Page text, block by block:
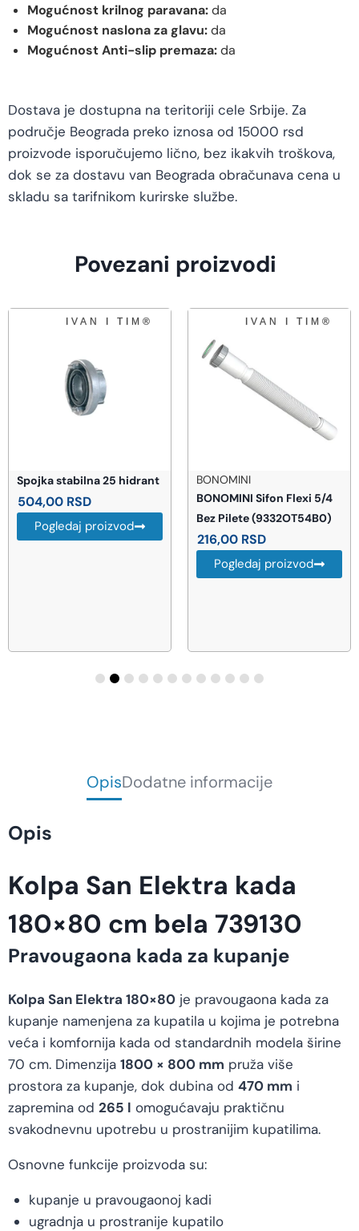
Mogućnost krilnog paravana:da
Mogućnost naslona za glavu:da
Mogućnost Anti-slip premaza:da
Dostava je dostupna na teritoriji cele Srbije. Za
područje Beograda preko iznosa od 15000 rsd
proizvode isporučujemo lično, bez ikakvih troškova,
dok se za dostavu van Beograda obračunava cena u
skladu sa tarifnikom kurirske službe.
Povezani proizvodi
Spojka stabilna 25 hidrant
504,00 RSD
Pogledaj proizvod
BONOMINI
BONOMINI Sifon Flexi 5/4
Bez Pilete (9332OT54B0)
216,00 RSD
Pogledaj proizvod
OpisDodatne informacije
Opis
Kolpa San Elektra kada
180×80 cm bela 739130
Pravougaona kada za kupanje
Kolpa San Elektra 180×80 je pravougaona kada za
kupanje namenjena za kupatila u kojima je potrebna
veća i komfornija kada od standardnih modela širine
70 cm. Dimenzija 1800 × 800 mm pruža više
prostora za kupanje, dok dubina od 470 mm i
zapremina od 265 l omogućavaju praktičnu
svakodnevnu upotrebu u prostranijim kupatilima.
Osnovne funkcije proizvoda su:
kupanje u pravougaonoj kadi
ugradnja u prostranije kupatilo